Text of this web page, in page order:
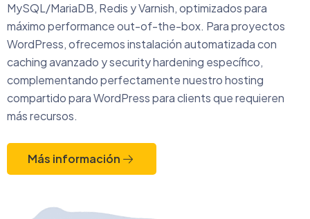
MySQL/MariaDB, Redis y Varnish, optimizados para
máximo performance out-of-the-box. Para proyectos
WordPress, ofrecemos instalación automatizada con
caching avanzado y security hardening específico,
complementando perfectamente nuestrohosting
compartido para WordPresspara clients que requieren
más recursos.
Más información